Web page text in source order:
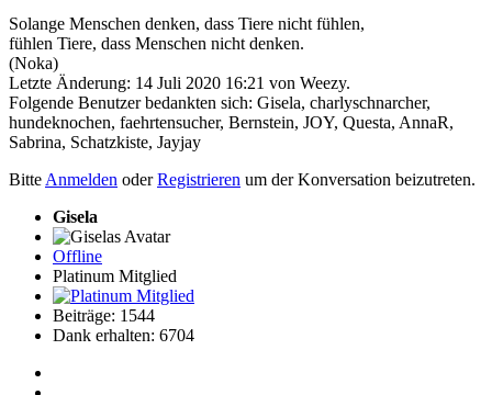
Solange Menschen denken, dass Tiere nicht fühlen,
fühlen Tiere, dass Menschen nicht denken.
(Noka)
Letzte Änderung: 14 Juli 2020 16:21 von Weezy.
Folgende Benutzer bedankten sich: Gisela, charlyschnarcher,
hundeknochen, faehrtensucher, Bernstein, JOY, Questa, AnnaR,
Sabrina, Schatzkiste, Jayjay
Bitte Anmelden oderRegistrieren um der Konversation beizutreten.
Gisela
Offline
Platinum Mitglied
Beiträge: 1544
Dank erhalten: 6704